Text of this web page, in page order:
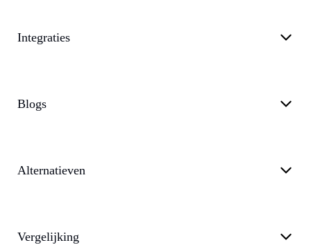
Integraties
Blogs
Alternatieven
Vergelijking